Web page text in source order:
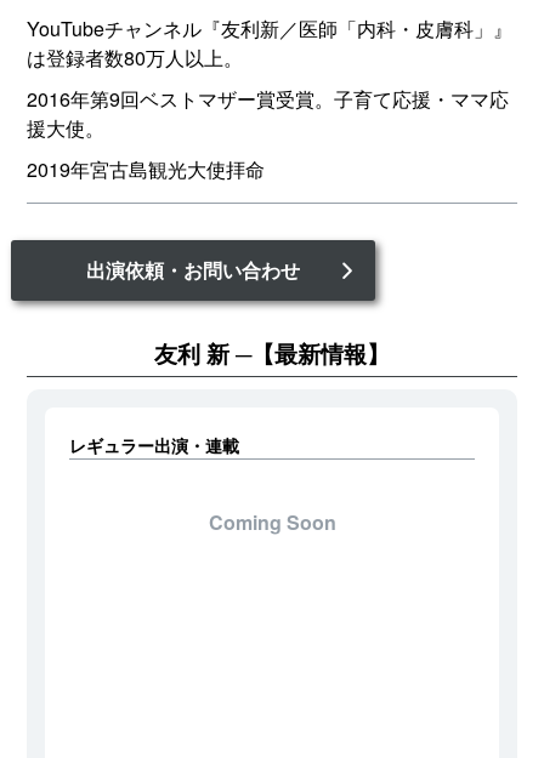
YouTubeチャンネル『友利新／医師「内科・皮膚科」』
は登録者数80万人以上。
2016年第9回ベストマザー賞受賞。子育て応援・ママ応
援大使。
2019年宮古島観光大使拝命
出演依頼・お問い合わせ
友利 新 【最新情報】
レギュラー出演・連載
Coming Soon